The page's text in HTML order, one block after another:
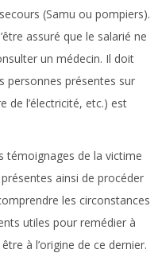
(Samu ou pompiers).
assuré que le salarié ne
un médecin. Il doit
personnes présentes sur
de l’électricité, etc.) est
témoignages de la victime
ainsi de procéder
les circonstances
utiles pour remédier à
à l’origine de ce dernier.